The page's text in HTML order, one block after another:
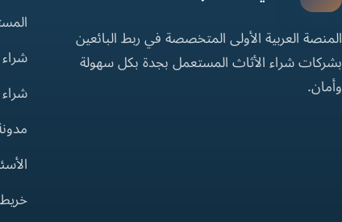
المنصة العربية الأولى المتخصصة في ربط البائعين
بشركات شراء الأثاث المستعمل بجدة بكل سهولة
وأمان.